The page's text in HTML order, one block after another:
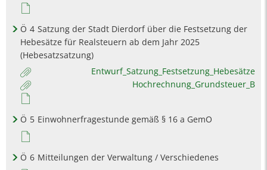
Ö 4 Satzung der Stadt Dierdorf über die Festsetzung der
Hebesätze für Realsteuern ab dem Jahr 2025
(Hebesatzsatzung)
Entwurf_Satzung_Festsetzung_Hebesätze
Hochrechnung_Grundsteuer_B
Ö 5 Einwohnerfragestunde gemäß § 16 a GemO
Ö 6 Mitteilungen der Verwaltung / Verschiedenes